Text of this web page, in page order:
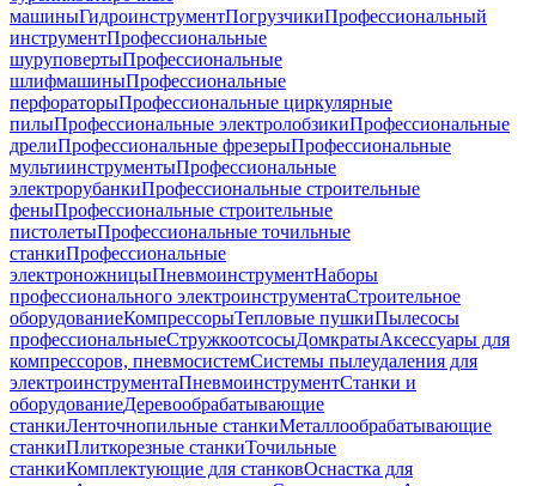
машиныГидроинструментПогрузчикиПрофессиональный
инструментПрофессиональные
шуруповертыПрофессиональные
шлифмашиныПрофессиональные
перфораторыПрофессиональные циркулярные
пилыПрофессиональные электролобзикиПрофессиональные
дрелиПрофессиональные фрезерыПрофессиональные
мультиинструментыПрофессиональные
электрорубанкиПрофессиональные строительные
феныПрофессиональные строительные
пистолетыПрофессиональные точильные
станкиПрофессиональные
электроножницыПневмоинструментНаборы
профессионального электроинструментаСтроительное
оборудованиеКомпрессорыТепловые пушкиПылесосы
профессиональныеСтружкоотсосыДомкратыАксессуары для
компрессоров, пневмосистемСистемы пылеудаления для
электроинструментаПневмоинструментСтанки и
оборудованиеДеревообрабатывающие
станкиЛенточнопильные станкиМеталлообрабатывающие
станкиПлиткорезные станкиТочильные
станкиКомплектующие для станковОснастка для